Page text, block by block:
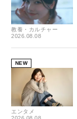
教養・カルチャー
2026.08.08
NEW
エンタメ